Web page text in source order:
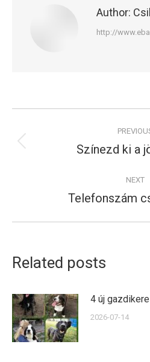
Author:
http://
navigation
Színezd ki a
NEXT
Telefonszám
Related posts
4 új
2026-07-14